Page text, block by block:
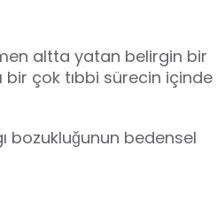
altta yatan belirgin bir
bir çok tıbbi sürecin içinde
bozukluğunun bedensel